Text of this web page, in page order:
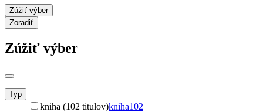
Zúžiť výber
Zoradiť
Zúžiť výber
Typ
kniha (102 titulov)kniha102